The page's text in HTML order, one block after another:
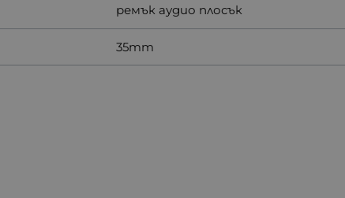
ремък аудио плосък
35mm